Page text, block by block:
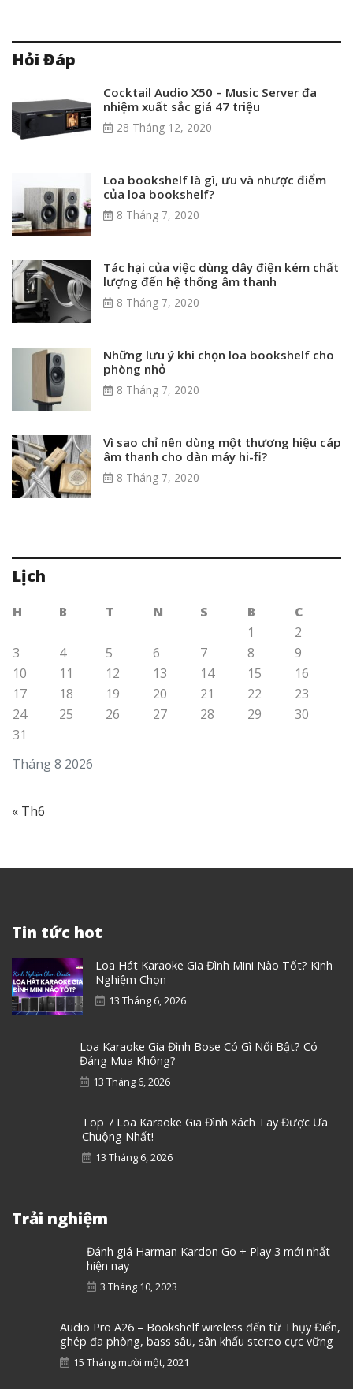
Hỏi Đáp
Cocktail Audio X50 – Music Server đa
nhiệm xuất sắc giá 47 triệu
28 Tháng 12, 2020
Loa bookshelf là gì, ưu và nhược điểm
của loa bookshelf?
8 Tháng 7, 2020
Tác hại của việc dùng dây điện kém chất
lượng đến hệ thống âm thanh
8 Tháng 7, 2020
Những lưu ý khi chọn loa bookshelf cho
phòng nhỏ
8 Tháng 7, 2020
Vì sao chỉ nên dùng một thương hiệu cáp
âm thanh cho dàn máy hi-fi?
8 Tháng 7, 2020
Lịch
Tháng 8 2026
H B T N S B
C
1
2
3
4 5 6 7 8
9
10
11 12 13 14 15
16
17
18 19 20 21 22
23
24
25 26 27 28 29
30
31
« Th6
Tin tức hot
Loa Hát Karaoke Gia Đình Mini Nào Tốt? Kinh
Nghiệm Chọn
13 Tháng 6, 2026
Loa Karaoke Gia Đình Bose Có Gì Nổi Bật? Có
Đáng Mua Không?
13 Tháng 6, 2026
Top 7 Loa Karaoke Gia Đình Xách Tay Được Ưa
Chuộng Nhất!
13 Tháng 6, 2026
Trải nghiệm
Đánh giá Harman Kardon Go + Play 3 mới nhất
hiện nay
3 Tháng 10, 2023
Audio Pro A26 – Bookshelf wireless đến từ Thụy Điển,
ghép đa phòng, bass sâu, sân khấu stereo cực vững
15 Tháng mười một, 2021